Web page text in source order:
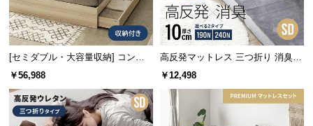
[セミダブル・大容量収納] コンセ
ント機能付きベッド 超極厚マット
￥56,988
高反発マットレス 三つ折り 消臭
スタンダード 厚さ10cm SD
￥12,498